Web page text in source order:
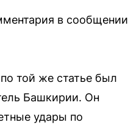
в сообщении
той же статье был
Башкирии. Он
удары по